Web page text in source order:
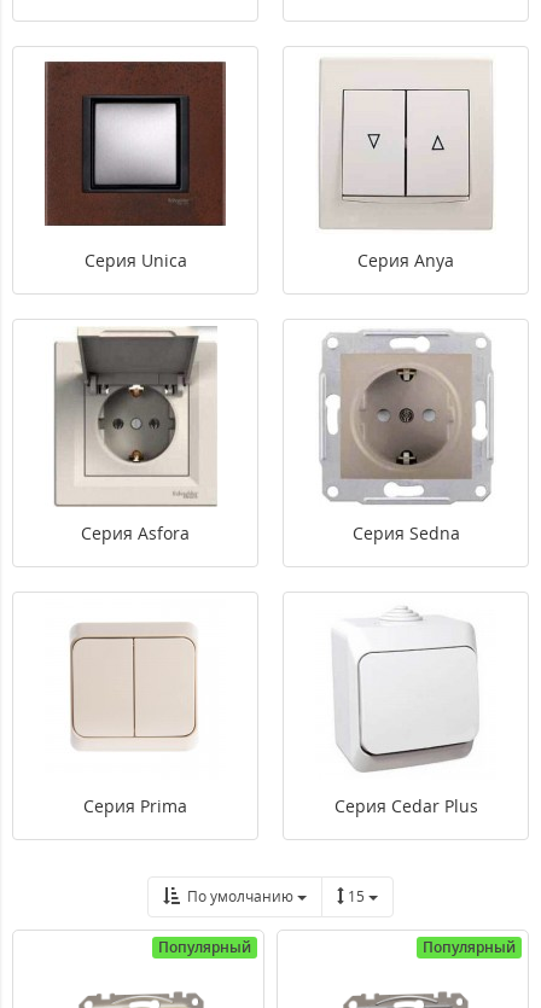
Серия Unica Серия Anya
Серия Asfora Серия Sedna
Серия Prima Серия Cedar Plus
По умолчанию 15
Популярный Популярный